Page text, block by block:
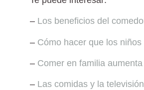
– Los beneficios del
– Cómo hacer que los
– Comer en familia
– Las comidas y la